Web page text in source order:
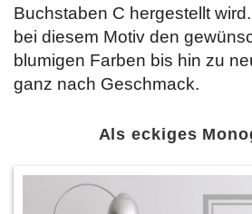
Buchstaben C hergestellt
bei diesem Motiv den
blumigen Farben bis hin zu
ganz nach Geschmack.
Als eckiges